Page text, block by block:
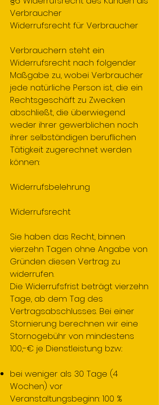
Verbraucher
Widerrufsrecht für Verbraucher
Verbrauchern steht ein
Widerrufsrecht nach folgender
Maßgabe zu, wobei Verbraucher
jede natürliche Person ist, die ein
Rechtsgeschäft zu Zwecken
abschließt, die überwiegend
weder ihrer gewerblichen noch
ihrer selbständigen beruflichen
Tätigkeit zugerechnet werden
können:
Widerrufsbelehrung
Widerrufsrecht
Sie haben das Recht, binnen
vierzehn Tagen ohne Angabe von
Gründen diesen Vertrag zu
widerrufen.
Die Widerrufsfrist beträgt vierzehn
Tage, ab dem Tag des
Vertragsabschlusses. Bei einer
Stornierung berechnen wir eine
Stornogebühr von mindestens
100,-€ je Dienstleistung bzw.:
bei weniger als 30 Tage (4
Wochen) vor
Veranstaltungsbeginn: 100 %